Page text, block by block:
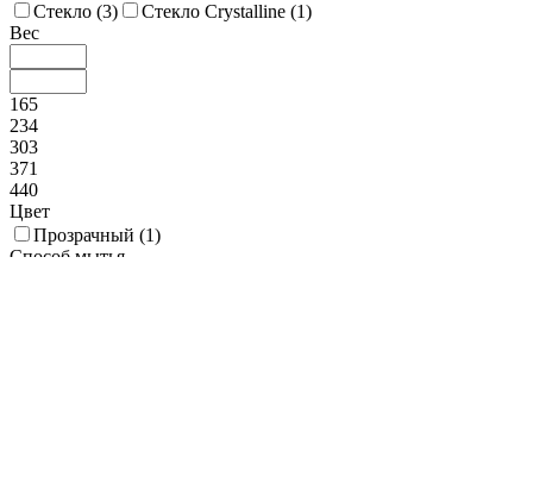
Стекло (3) Стекло Crystalline (1)
Вес
165
234
303
371
440
Цвет
Прозрачный (1)
Способ мытья